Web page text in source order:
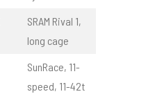
SRAM Rival 1,
long cage
SunRace, 11-
speed, 11-42t